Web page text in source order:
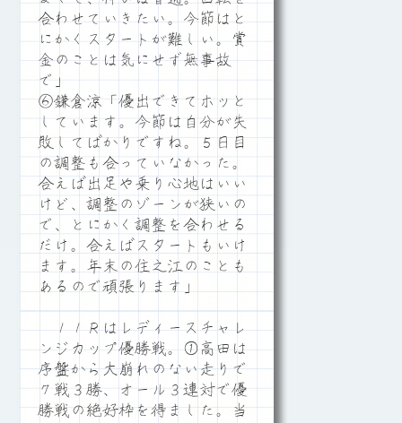
合わせていきたい。今節はと
にかくスタートが難しい。賞
金のことは気にせず無事故
で」
⑥鎌倉涼「優出できてホッと
しています。今節は自分が失
敗してばかりですね。５日目
の調整も合っていなかった。
合えば出足や乗り心地はいい
けど、調整のゾーンが狭いの
で、とにかく調整を合わせる
だけ。合えばスタートもいけ
ます。年末の住之江のことも
あるので頑張ります」
１１Ｒはレディースチャレ
ンジカップ優勝戦。①高田は
序盤から大崩れのない走りで
７戦３勝、オール３連対で優
勝戦の絶好枠を得ました。当